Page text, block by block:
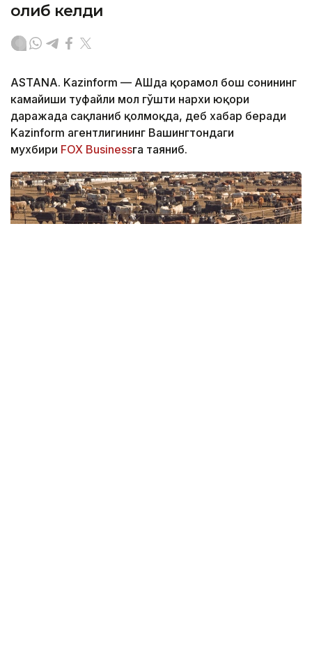
олиб келди
ASTANA. Kazinform — АҚШда қорамол бош сонининг
камайиши туфайли мол гўшти нархи юқори
даражада сақланиб қолмоқда, деб хабар беради
Kazinform агентлигининг Вашингтондаги
мухбири FOX Businessга таяниб.